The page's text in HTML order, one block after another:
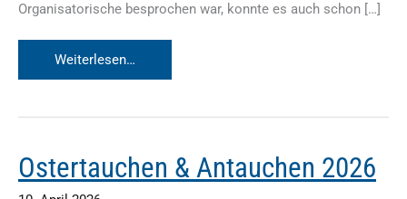
Organisatorische besprochen war, konnte es auch schon […]
Tauchen
beim
Weiterlesen…
Ostertauchen & Antauchen 2026